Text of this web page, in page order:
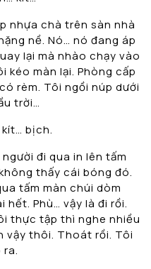
nhựa chà trên sàn nhà
nề. Nó… nó đang áp
lại mà nhào chạy vào
kéo màn lại. Phòng cấp
rèm. Tôi ngồi núp dưới
trời…
bịch.
đi qua in lên tấm
thấy cái bóng đó.
tấm màn chúi dòm
hết. Phù… vậy là đi rồi.
thực tập thì nghe nhiều
vậy thôi. Thoát rồi. Tôi
ra.